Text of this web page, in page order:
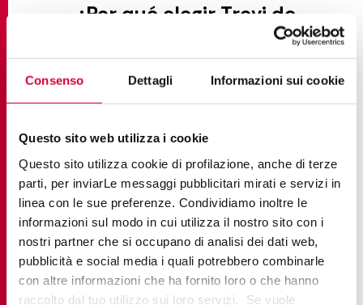
Consenso Dettagli Informazioni sui cookie
Questo sito web utilizza i cookie
Questo sito utilizza cookie di profilazione, anche di terze
parti, per inviarLe messaggi pubblicitari mirati e servizi in
linea con le sue preferenze. Condividiamo inoltre le
informazioni sul modo in cui utilizza il nostro sito con i
nostri partner che si occupano di analisi dei dati web,
pubblicità e social media i quali potrebbero combinarle
con altre informazioni che ha fornito loro o che hanno
raccolto dal tuo utilizzo sui loro servizi. Se vuole
¿Por qué elegir Trevi de
Ceramiche Keope para
reformar el baño?
Efecto
piedra :
un estilo esencial que nunca pasa de
moda.
Formatos
grandes:
ausencia de juntas, mayor higiene y
un aspecto ultramoderno.
Resistencia
característica típica del gres
porcelánico.
Tonalidades:
naturales, cálidas, fáciles de
combinar, perfectas para un mini-
spa.